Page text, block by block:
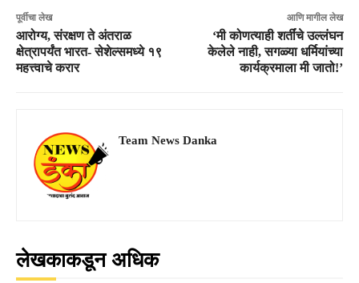
पूर्वीचा लेख
आरोग्य, संरक्षण ते अंतराळ
क्षेत्रापर्यंत भारत- सेशेल्समध्ये १९
महत्त्वाचे करार
आणि मागील लेख
‘मी कोणत्याही शर्तींचे उल्लंघन
केलेले नाही, सगळ्या धर्मियांच्या
कार्यक्रमाला मी जातो!’
Team News Danka
लेखकाकडून अधिक